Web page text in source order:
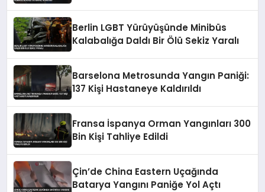
Berlin LGBT Yürüyüşünde Minibüs
Kalabalığa Daldı Bir Ölü Sekiz Yaralı
Barselona Metrosunda Yangın Paniği:
137 Kişi Hastaneye Kaldırıldı
Fransa İspanya Orman Yangınları 300
Bin Kişi Tahliye Edildi
Çin’de China Eastern Uçağında
Batarya Yangını Paniğe Yol Açtı